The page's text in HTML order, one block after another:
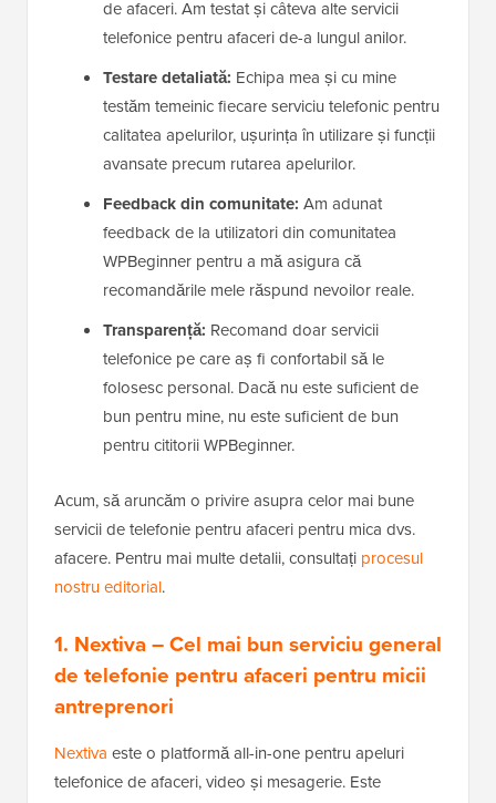
de afaceri. Am testat și câteva alte servicii
telefonice pentru afaceri de-a lungul anilor.
Testare detaliată: Echipa mea și cu mine
testăm temeinic fiecare serviciu telefonic pentru
calitatea apelurilor, ușurința în utilizare și funcții
avansate precum rutarea apelurilor.
Feedback din comunitate: Am adunat
feedback de la utilizatori din comunitatea
WPBeginner pentru a mă asigura că
recomandările mele răspund nevoilor reale.
Transparență: Recomand doar servicii
telefonice pe care aș fi confortabil să le
folosesc personal. Dacă nu este suficient de
bun pentru mine, nu este suficient de bun
pentru cititorii WPBeginner.
Acum, să aruncăm o privire asupra celor mai bune
servicii de telefonie pentru afaceri pentru mica dvs.
afacere. Pentru mai multe detalii, consultați procesul
nostru editorial.
1. Nextiva– Cel mai bun serviciu general
de telefonie pentru afaceri pentru micii
antreprenori
Nextiva este o platformă all-in-one pentru apeluri
telefonice de afaceri, video și mesagerie. Este